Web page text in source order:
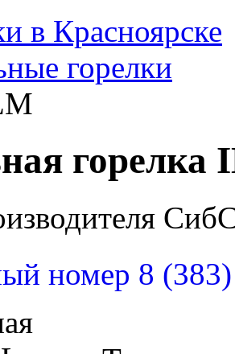
в Красноярске
горелки
номер 8